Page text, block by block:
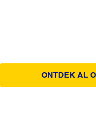
ONTDEK AL